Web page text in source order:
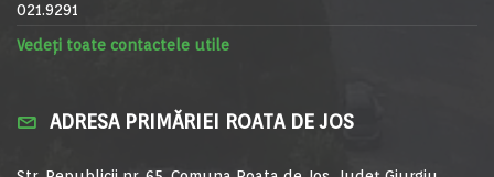
021.9291
Vedeți toate contactele utile
ADRESA PRIMĂRIEI ROATA DE JOS